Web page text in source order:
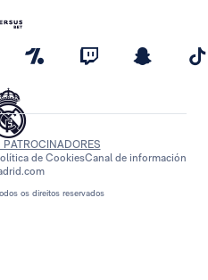
os direitos reservados
PATROCINADORES
de CookiesCanal de información